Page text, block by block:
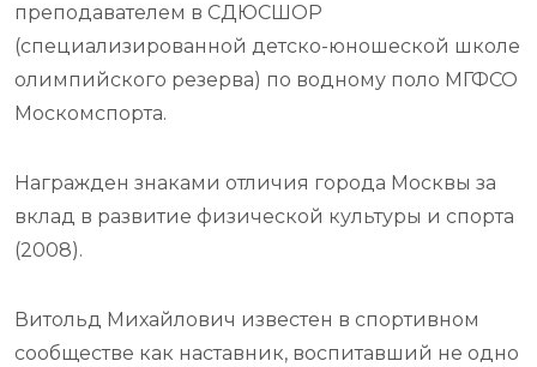
преподавателем в СДЮСШОР
(специализированной детско-юношеской школе
олимпийского резерва) по водному поло МГФСО
Москомспорта.
Награжден знаками отличия города Москвы за
вклад в развитие физической культуры и спорта
(2008).
Витольд Михайлович известен в спортивном
сообществе как наставник, воспитавший не одно